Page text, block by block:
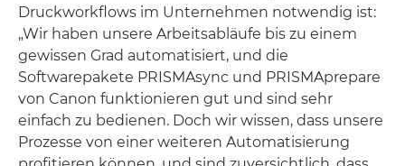
Druckworkflows im Unternehmen notwendig ist:
„Wir haben unsere Arbeitsabläufe bis zu einem
gewissen Grad automatisiert, und die
Softwarepakete PRISMAsync und PRISMAprepare
von Canon funktionieren gut und sind sehr
einfach zu bedienen. Doch wir wissen, dass unsere
Prozesse von einer weiteren Automatisierung